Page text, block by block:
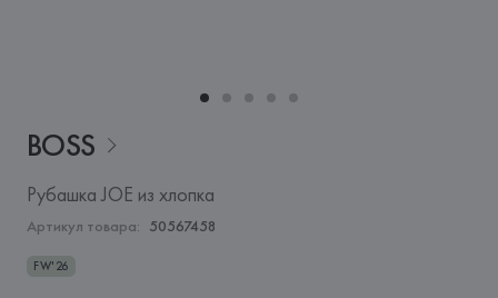
BOSS
Рубашка JOE из хлопка
Артикул товара: 50567458
FW'26